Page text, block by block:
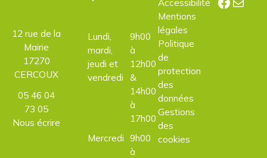
12 rue de la
Mairie
17270
CERCOUX
05 46 04
73 05
Nous écrire
Lundi,
mardi,
jeudi et
vendredi
9h00
à
12h00
&
14h00
à
17h00
Mercredi 9h00
à
Mentions
légales
Politique
de
protection
des
données
Gestions
des
cookies